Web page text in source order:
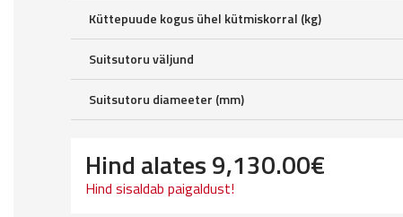
Küttepuude kogus ühel kütmiskorral (kg)
Suitsutoru väljund
Suitsutoru diameeter (mm)
Hind alates9,130.00€
Hind sisaldab paigaldust!